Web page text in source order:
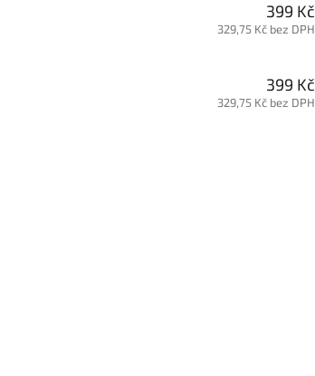
399 Kč
329,75 Kč bez DPH
399 Kč
329,75 Kč bez DPH